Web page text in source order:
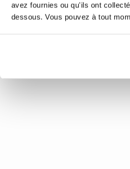
avez fournies ou qu'ils ont
dessous. Vous pouvez à tout